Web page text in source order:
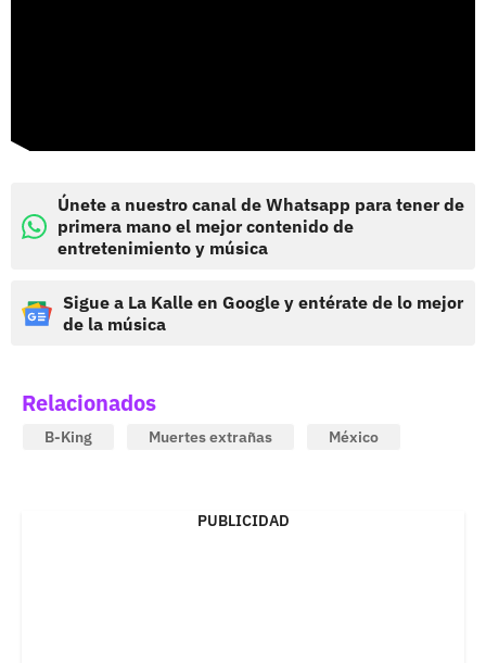
Únete a nuestro canal de Whatsapp para tener de
primera mano el mejor contenido de
entretenimiento y música
Sigue a La Kalle en Google y entérate de lo mejor
de la música
Relacionados
B-King Muertes extrañas México
PUBLICIDAD